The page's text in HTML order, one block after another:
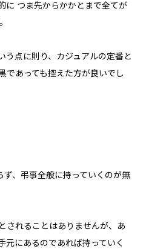
に つま先からかかとまで全てが
う点に則り、カジュアルの定番と
であっても控えた方が良いでし
、弔事全般に持っていくのが無
されることはありませんが、あ
元にあるのであれば持っていく